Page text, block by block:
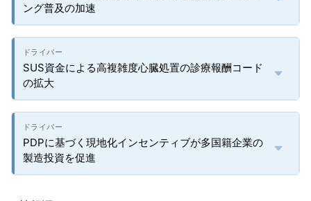
ング普及の加速
SUS資金による高複雑度心臓処置の診療報酬コード
の拡大
PDPに基づく現地化インセンティブが多国籍企業の
製造投資を促進